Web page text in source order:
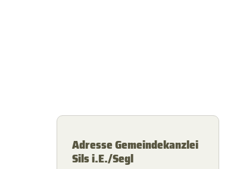
Adresse Gemeindekanzlei
Sils i.E./Segl